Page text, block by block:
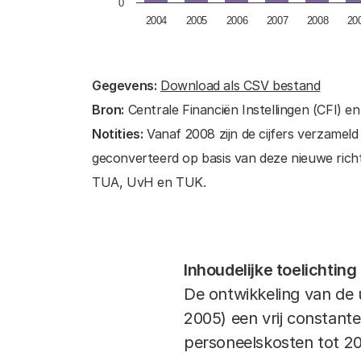
2004 2005 2006 2007 2008
0
End of interactive chart.
Gegevens: Download als CSV bestand
Bron: Centrale Financiën Instellingen (CFI)
Notities: Vanaf 2008 zijn de cijfers
geconverteerd op basis van deze nieuwe
TUA, UvH en TUK.
Inhoudelijke toelichting
De ontwikkeling van
2005) een vrij
personeelskosten tot